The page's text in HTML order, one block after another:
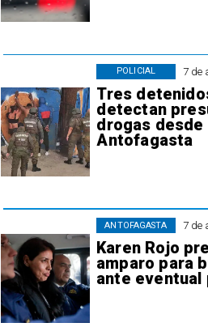
7 de
Tres
detectan
drogas desde
Antofagasta
POLICIAL
7 de
Karen Rojo
amparo para
ante eventual
ANTOFAGASTA